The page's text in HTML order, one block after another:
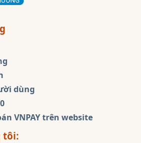
dùng
VNPAY trên website
tôi: